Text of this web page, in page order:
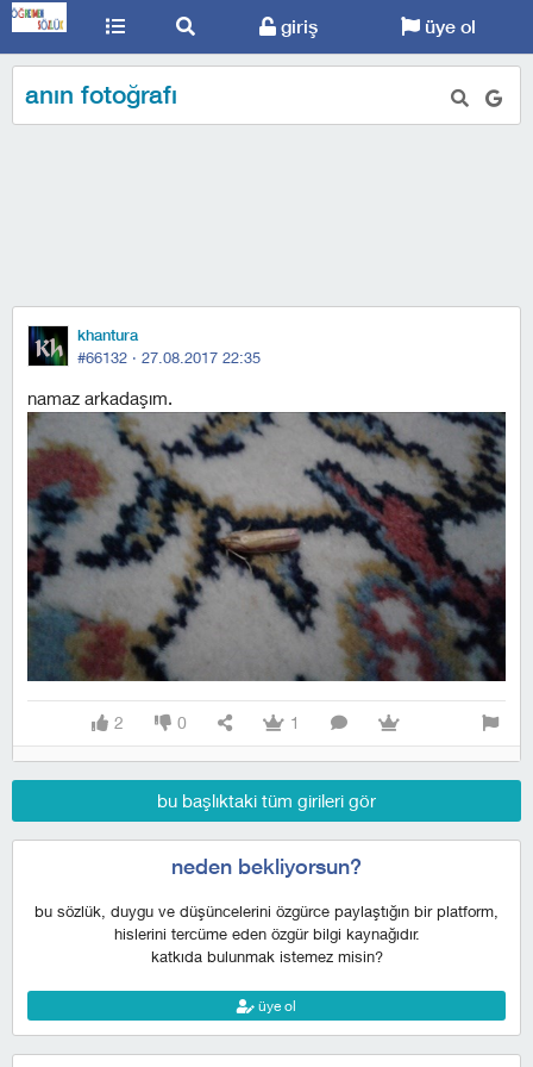
giriş üye ol
anın fotoğrafı
khantura
#66132 · 27.08.2017 22:35
namaz arkadaşım.
2 0 1
bu başlıktaki tüm girileri gör
neden bekliyorsun?
bu sözlük, duygu ve düşüncelerini özgürce paylaştığın bir platform,
hislerini tercüme eden özgür bilgi kaynağıdır.
katkıda bulunmak istemez misin?
üye ol